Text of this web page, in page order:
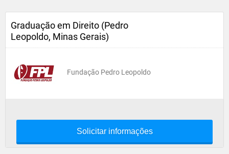
Graduação em Direito (Pedro
Leopoldo, Minas Gerais)
Fundação Pedro Leopoldo
Solicitar informações